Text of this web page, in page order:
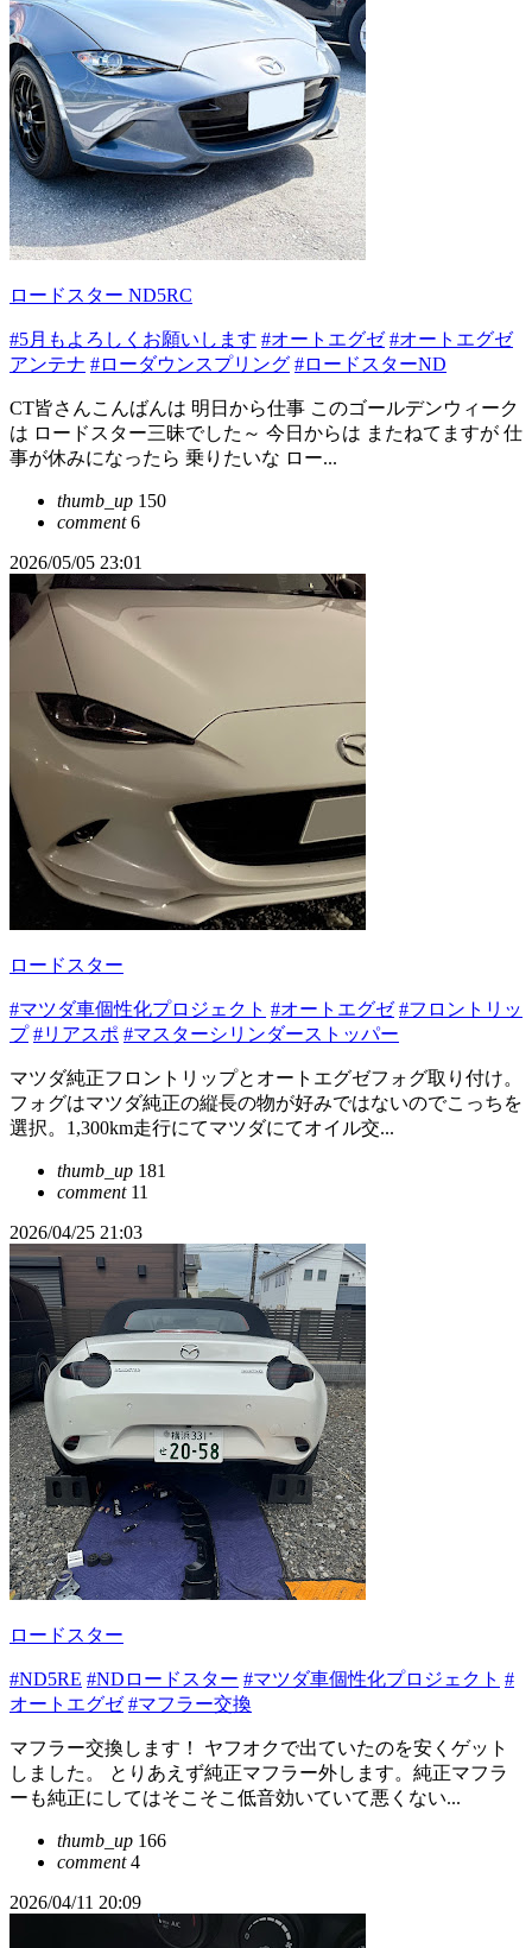
ロードスター ND5RC
#5月もよろしくお願いします #オートエグゼ #オートエグゼ
アンテナ #ローダウンスプリング #ロードスターND
CT皆さんこんばんは 明日から仕事 このゴールデンウィーク
は ロードスター三昧でした～ 今日からは またねてますが 仕
事が休みになったら 乗りたいな ロー...
thumb_up 150
comment6
2026/05/05 23:01
ロードスター
#マツダ車個性化プロジェクト #オートエグゼ #フロントリッ
プ #リアスポ #マスターシリンダーストッパー
マツダ純正フロントリップとオートエグゼフォグ取り付け。
フォグはマツダ純正の縦長の物が好みではないのでこっちを
選択。1,300km走行にてマツダにてオイル交...
thumb_up 181
comment11
2026/04/25 21:03
ロードスター
#ND5RE #NDロードスター #マツダ車個性化プロジェクト #
オートエグゼ #マフラー交換
マフラー交換します！ ヤフオクで出ていたのを安くゲット
しました。 とりあえず純正マフラー外します。純正マフラ
ーも純正にしてはそこそこ低音効いていて悪くない...
thumb_up 166
comment4
2026/04/11 20:09